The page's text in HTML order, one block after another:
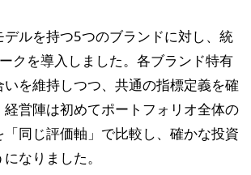
ルを持つ5つのブランドに対し、統
クを導入しました。各ブランド特有
を維持しつつ、共通の指標定義を確
営陣は初めてポートフォリオ全体の
同じ評価軸」で比較し、確かな投資
なりました。